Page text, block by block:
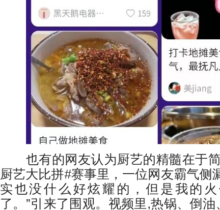
也有的网友认为厨艺的精髓在于简
厨艺大比拼#赛事里，一位网友霸气侧
实也没什么好炫耀的，但是我的
了。”引来了围观。视频里,热锅、倒